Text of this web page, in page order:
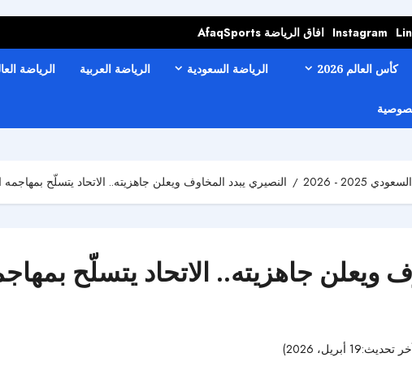
Instagram افاق الرياضة AfaqSports
كأس العالم 2026 الرياضة السعودية الرياضة العربية الرياضة
- 2026 النصيري يبدد المخاوف ويعلن جاهزيته.. الاتحاد يتسلّح
ويعلن جاهزيته.. الاتحاد يتسلّح